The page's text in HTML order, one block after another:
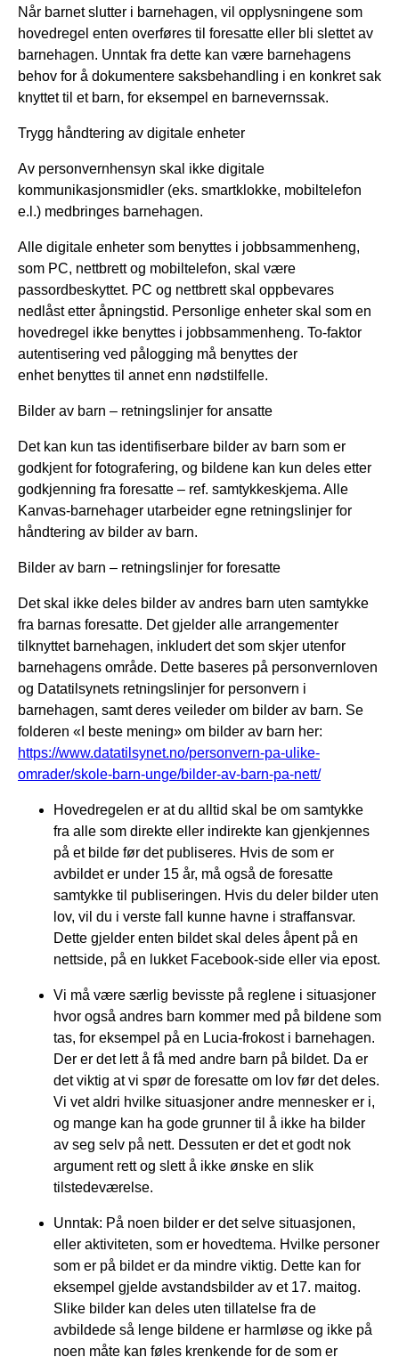
Når barnet slutter i barnehagen, vil opplysningene som
hovedregel enten overføres til foresatte eller bli slettet av
barnehagen. Unntak fra dette kan være barnehagens
behov for å dokumentere saksbehandling i en konkret sak
knyttet til et barn, for eksempel en barnevernssak.
Trygg håndtering av digitale enheter
Av personvernhensyn skal ikke digitale
kommunikasjonsmidler (eks. smartklokke, mobiltelefon
e.l.) medbringes barnehagen.
Alle digitale enheter som benyttes i jobbsammenheng,
som PC, nettbrett og mobiltelefon, skal være
passordbeskyttet. PC og nettbrett skal oppbevares
nedlåst etter åpningstid. Personlige enheter skal som en
hovedregel ikke benyttes i jobbsammenheng. To-faktor
autentisering ved pålogging må benyttes der
enhet benyttes til annet enn nødstilfelle.
Bilder av barn – retningslinjer for ansatte
Det kan kun tas identifiserbare bilder av barn som er
godkjent for fotografering, og bildene kan kun deles etter
godkjenning fra foresatte – ref. samtykkeskjema. Alle
Kanvas-barnehager utarbeider egne retningslinjer for
håndtering av bilder av barn.
Bilder av barn – retningslinjer for foresatte
Det skal ikke deles bilder av andres barn uten samtykke
fra barnas foresatte. Det gjelder alle arrangementer
tilknyttet barnehagen, inkludert det som skjer utenfor
barnehagens område. Dette baseres på personvernloven
og Datatilsynets retningslinjer for personvern i
barnehagen, samt deres veileder om bilder av barn. Se
folderen «I beste mening» om bilder av barn her:
https://www.datatilsynet.no/personvern-pa-ulike-
omrader/skole-barn-unge/bilder-av-barn-pa-nett/
Hovedregelen er at du alltid skal be om samtykke
fra alle som direkte eller indirekte kan gjenkjennes
på et bilde før det publiseres. Hvis de som er
avbildet er under 15 år, må også de foresatte
samtykke til publiseringen. Hvis du deler bilder uten
lov, vil du i verste fall kunne havne i straffansvar.
Dette gjelder enten bildet skal deles åpent på en
nettside, på en lukket Facebook-side eller via epost.
Vi må være særlig bevisste på reglene i situasjoner
hvor også andres barn kommer med på bildene som
tas, for eksempel på en Lucia-frokost i barnehagen.
Der er det lett å få med andre barn på bildet. Da er
det viktig at vi spør de foresatte om lov før det deles.
Vi vet aldri hvilke situasjoner andre mennesker er i,
og mange kan ha gode grunner til å ikke ha bilder
av seg selv på nett. Dessuten er det et godt nok
argument rett og slett å ikke ønske en slik
tilstedeværelse.
Unntak: På noen bilder er det selve situasjonen,
eller aktiviteten, som er hovedtema. Hvilke personer
som er på bildet er da mindre viktig. Dette kan for
eksempel gjelde avstandsbilder av et 17. maitog.
Slike bilder kan deles uten tillatelse fra de
avbildede så lenge bildene er harmløse og ikke på
noen måte kan føles krenkende for de som er